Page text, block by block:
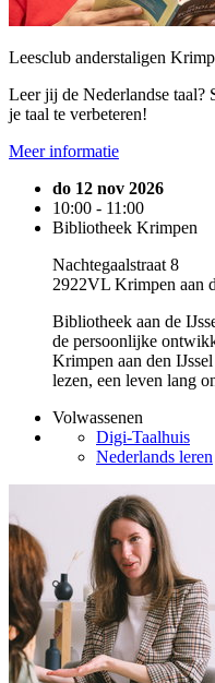
Leesclub anderstaligen
Leer jij de Nederlandse taal?
je taal te verbeteren!
Meer informatie
do 12 nov 2026
10:00 - 11:00
Bibliotheek Krimpen
Nachtegaalstraat 8
2922VL Krimpen aan
Bibliotheek aan de
de persoonlijke
Krimpen aan den
lezen, een leven lang
Volwassenen
Digi-Taalhuis
Nederlands leren